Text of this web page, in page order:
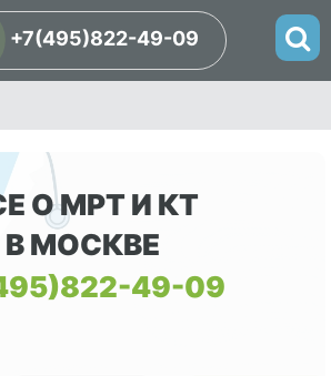
+7(495)822-49-09
О МРТ И КТ
В МОСКВЕ
49-09